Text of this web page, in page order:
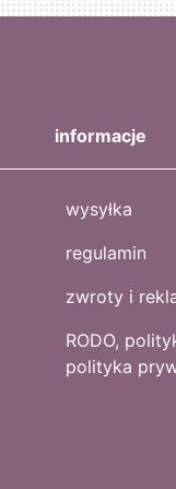
informacje
wysyłka
regulamin
zwroty i
RODO,
polityka